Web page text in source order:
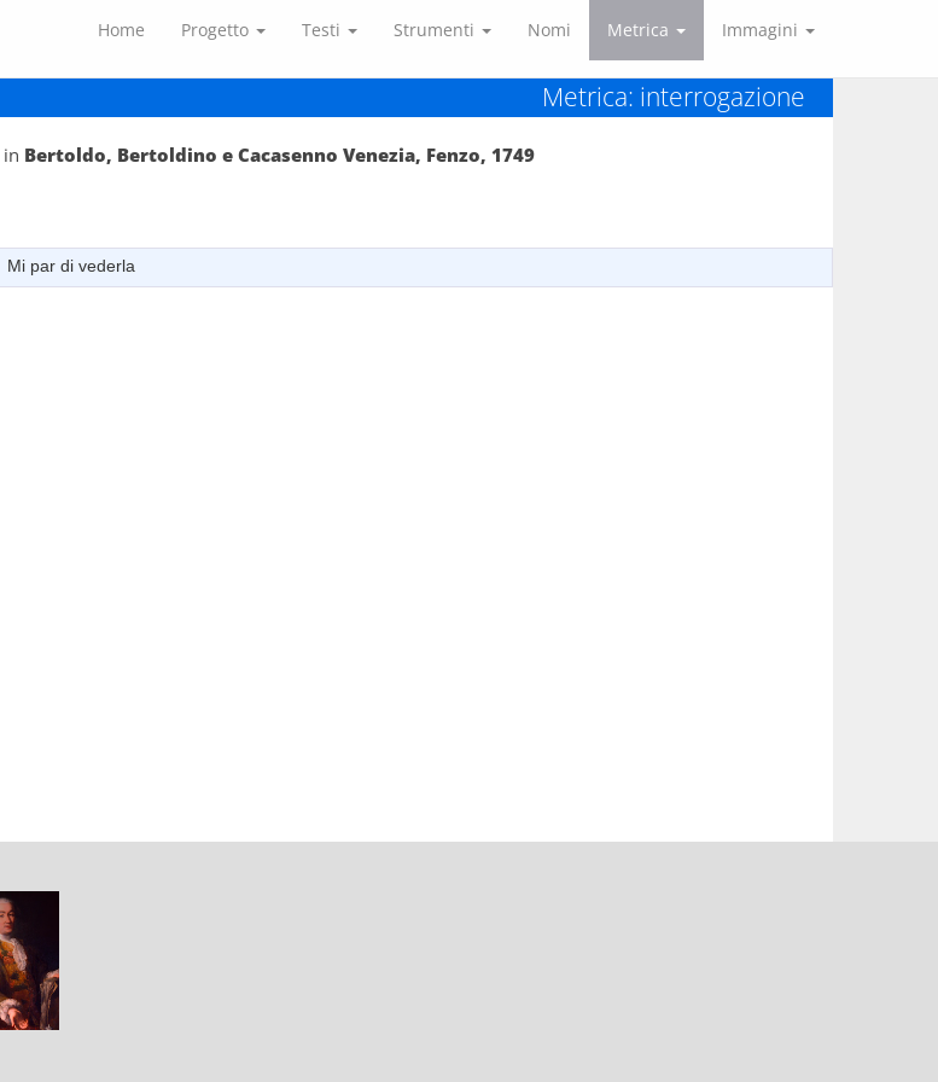
Home Progetto Testi Strumenti Nomi Metrica Immagini
Metrica: interrogazione
in Bertoldo, Bertoldino e Cacasenno Venezia, Fenzo, 1749
Mi par di vederla